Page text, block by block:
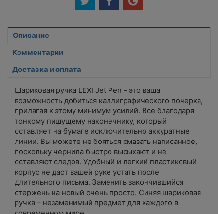
предмет для каждого в современном мире.
Описание
Комментарии
Доставка и оплата
Шариковая ручка LEXI Jet Pen - это ваша
возможность добиться каллиграфического почерка,
прилагая к этому минимум усилий. Все благодаря
тонкому пишущему наконечнику, который
оставляет на бумаге исключительно аккуратные
линии. Вы можете не бояться смазать написанное,
поскольку чернила быстро высыхают и не
оставляют следов. Удобный и легкий пластиковый
корпус не даст вашей руке устать после
длительного письма. Заменить закончившийся
стержень на новый очень просто. Синяя шариковая
ручка – незаменимый предмет для каждого в